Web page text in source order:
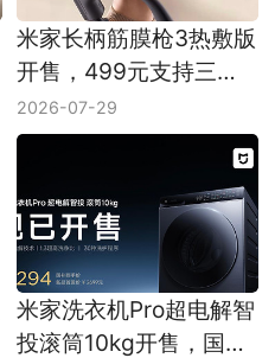
米家长柄筋膜枪3热敷版
开售，499元支持三档
热敷
2026-07-29
米家洗衣机Pro超电解智
投滚筒10kg开售，国补